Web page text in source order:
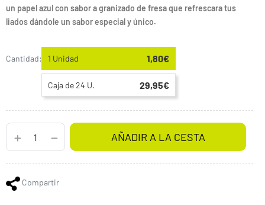
un papel azul con sabor a granizado de fresa que refrescara tus
liados dándole un sabor especial y único.
Cantidad: 1 Unidad 1,80€
Caja de 24 U. 29,95€
AÑADIR A LA CESTA
Compartir